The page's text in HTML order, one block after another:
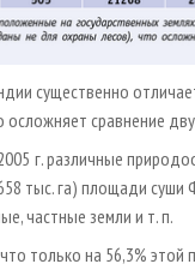
существенно
сравнение
г. различные
тыс. га) площади суши
частные земли и т. п.
только на 56,3% этой